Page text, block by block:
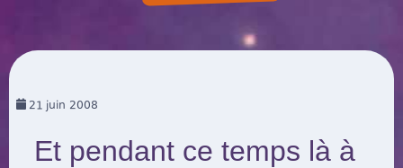
21 juin 2008
Et pendant ce temps là à